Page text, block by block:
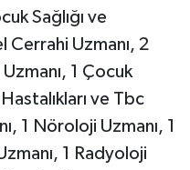
Sağlığı ve
Cerrahi Uzmanı, 2
1 Çocuk
ve Tbc
1 Nöroloji Uzmanı, 1
1 Radyoloji